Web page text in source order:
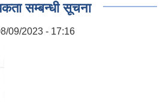
सम्बन्धी सूचना
09/2023 - 17:16